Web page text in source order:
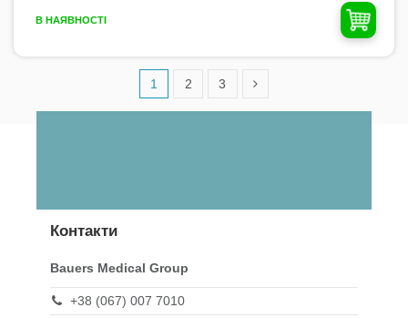
В НАЯВНОСТІ
1 2 3
Контакти
Bauers Medical Group
+38 (067) 007 7010